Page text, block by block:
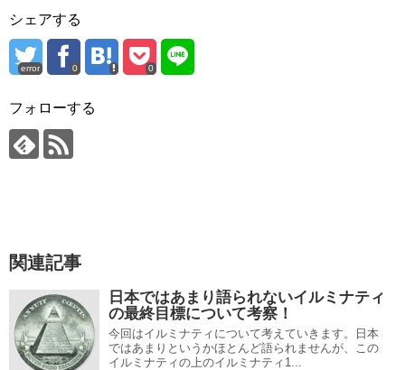
シェアする
error 0 0
フォローする
関連記事
日本ではあまり語られないイルミナティ
の最終目標について考察！
今回はイルミナティについて考えていきます。日本
ではあまりというかほとんど語られませんが、この
イルミナティの上のイルミナティ1...